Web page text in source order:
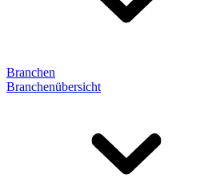
Branchen
Branchenübersicht